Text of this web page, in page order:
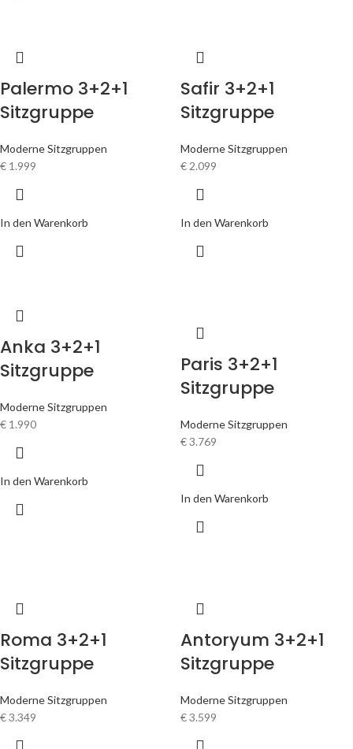
Palermo 3+2+1
Sitzgruppe
Moderne Sitzgruppen
€ 1.999
In den Warenkorb
Safir 3+2+1
Sitzgruppe
Moderne Sitzgruppen
€2.099
In den Warenkorb
Anka 3+2+1
Sitzgruppe
Moderne Sitzgruppen
€ 1.990
In den Warenkorb
Paris 3+2+1
Sitzgruppe
Moderne Sitzgruppen
€3.769
In den Warenkorb
Roma 3+2+1
Sitzgruppe
Moderne Sitzgruppen
€3.349
Antoryum 3+2+1
Sitzgruppe
Moderne Sitzgruppen
€3.599